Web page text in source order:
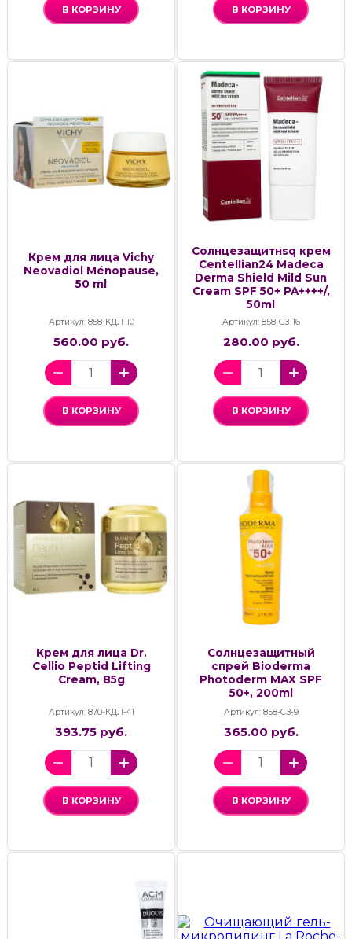
В КОРЗИНУ В КОРЗИНУ
Крем для лица Vichy
Neovadiol Ménopause,
50 ml
Артикул: 858-КДЛ-10
560.00 руб.
В КОРЗИНУ
Cолнцезащитнsq крем
Centellian24 Madeca
Derma Shield Mild Sun
Cream SPF 50+ PA++++/,
50ml
Артикул: 858-СЗ-16
280.00 руб.
В КОРЗИНУ
Крем для лица Dr.
Cellio Peptid Lifting
Cream, 85g
Артикул: 870-КДЛ-41
393.75 руб.
В КОРЗИНУ
Cолнцезащитный
спрей Bioderma
Photoderm MAX SPF
50+, 200ml
Артикул: 858-СЗ-9
365.00 руб.
В КОРЗИНУ